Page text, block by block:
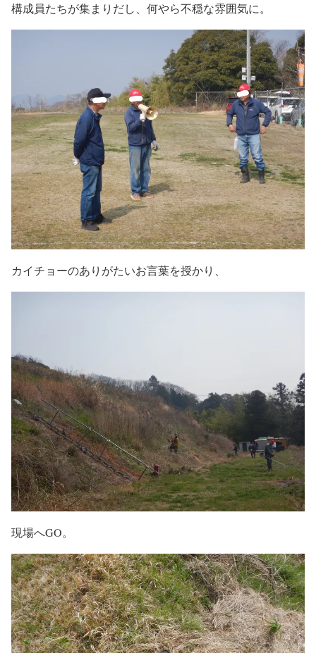
構成員たちが集まりだし、何やら不穏な雰囲気に。
カイチョーのありがたいお言葉を授かり、
現場へGO。